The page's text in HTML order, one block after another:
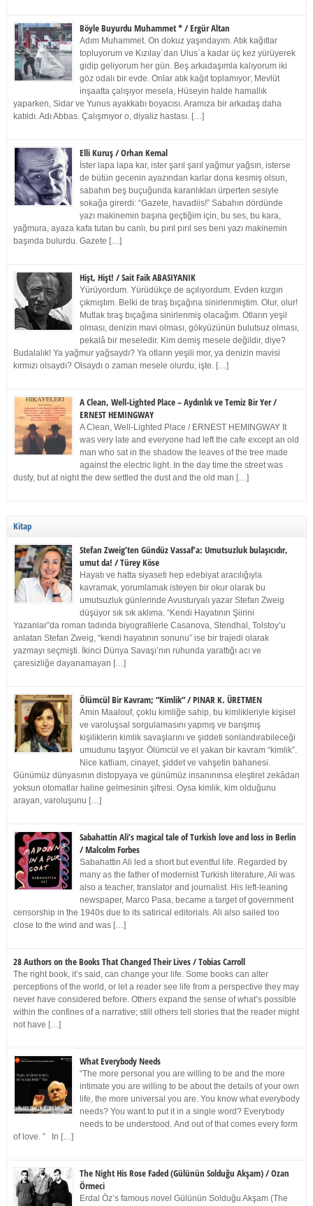
Böyle Buyurdu Muhammet * / Ergür Altan
Adım Muhammet. On dokuz yaşındayım. Atık kağıtlar
topluyorum ve Kızılay`dan Ulus`a kadar üç kez yürüyerek
gidip geliyorum her gün. Beş arkadaşımla kalıyorum iki
göz odalı bir evde. Onlar atık kağıt toplamıyor; Mevlüt
inşaatta çalışıyor mesela, Hüseyin halde hamallık
yaparken, Sidar ve Yunus ayakkabı boyacısı. Aramıza bir arkadaş daha
katıldı. Adı Abbas. Çalışmıyor o, diyaliz hastası. […]
Elli Kuruş / Orhan Kemal
İster lapa lapa kar, ister şarıl şarıl yağmur yağsın, isterse
de bütün gecenin ayazından karlar dona kesmiş olsun,
sabahın beş buçuğunda karanlıkları ürperten sesiyle
sokağa girerdi: “Gazete, havadiis!” Sabahın dördünde
yazı makinemin başına geçtiğim için, bu ses, bu kara,
yağmura, ayaza kafa tutan bu canlı, bu pırıl pırıl ses beni yazı makinemin
başında bulurdu. Gazete […]
Hişt, Hişt! / Sait Faik ABASIYANIK
Yürüyordum. Yürüdükçe de açılıyordum. Evden kızgın
çıkmıştım. Belki de tıraş bıçağına sinirlenmiştim. Olur, olur!
Mutlak tıraş bıçağına sinirlenmiş olacağım. Otların yeşil
olması, denizin mavi olması, gökyüzünün bulutsuz olması,
pekalâ bir meseledir. Kim demiş mesele değildir, diye?
Budalalık! Ya yağmur yağsaydı? Ya otların yeşili mor, ya denizin mavisi
kırmızı olsaydı? Olsaydı o zaman mesele olurdu, işte. […]
A Clean, Well-Lighted Place – Aydınlık ve Temiz Bir Yer /
ERNEST HEMINGWAY
A Clean, Well-Lighted Place / ERNEST HEMINGWAY It
was very late and everyone had left the cafe except an old
man who sat in the shadow the leaves of the tree made
against the electric light. In the day time the street was
dusty, but at night the dew settled the dust and the old man […]
Kitap
Stefan Zweig’ten Gündüz Vassaf’a: Umutsuzluk bulaşıcıdır,
umut da! / Türey Köse
Hayatı ve hatta siyaseti hep edebiyat aracılığıyla
kavramak, yorumlamak isteyen bir okur olarak bu
umutsuzluk günlerinde Avusturyalı yazar Stefan Zweig
düşüyor sık sık aklıma. “Kendi Hayatının Şiirini
Yazanlar”da roman tadında biyografilerle Casanova, Stendhal, Tolstoy’u
anlatan Stefan Zweig, “kendi hayatının sonunu” ise bir trajedi olarak
yazmayı seçmişti. İkinci Dünya Savaşı’nın ruhunda yarattığı acı ve
çaresizliğe dayanamayan […]
Ölümcül Bir Kavram; “Kimlik” / PINAR K. ÜRETMEN
Amin Maalouf, çoklu kimliğe sahip, bu kimlikleriyle kişisel
ve varoluşsal sorgulamasını yapmış ve barışmış
kişiliklerin kimlik savaşlarını ve şiddeti sonlandırabileceği
umudunu taşıyor. Ölümcül ve el yakan bir kavram “kimlik”.
Nice katliam, cinayet, şiddet ve vahşetin bahanesi.
Günümüz dünyasının distopyaya ve günümüz insanınınsa eleştirel zekâdan
yoksun otomatlar haline gelmesinin şifresi. Oysa kimlik, kim olduğunu
arayan, varoluşunu […]
Sabahattin Ali’s magical tale of Turkish love and loss in Berlin
/ Malcolm Forbes
Sabahattin Ali led a short but eventful life. Regarded by
many as the father of modernist Turkish literature, Ali was
also a teacher, translator and journalist. His left-leaning
newspaper, Marco Pasa, became a target of government
censorship in the 1940s due to its satirical editorials. Ali also sailed too
close to the wind and was […]
28 Authors on the Books That Changed Their Lives / Tobias Carroll
The right book, it’s said, can change your life. Some books can alter
perceptions of the world, or let a reader see life from a perspective they may
never have considered before. Others expand the sense of what’s possible
within the confines of a narrative; still others tell stories that the reader might
not have […]
What Everybody Needs
“The more personal you are willing to be and the more
intimate you are willing to be about the details of your own
life, the more universal you are. You know what everybody
needs? You want to put it in a single word? Everybody
needs to be understood. And out of that comes every form
of love. ” In […]
The Night His Rose Faded (Gülünün Solduğu Akşam) / Ozan
Örmeci
Erdal Öz’s famous novel Gülünün Solduğu Akşam (The